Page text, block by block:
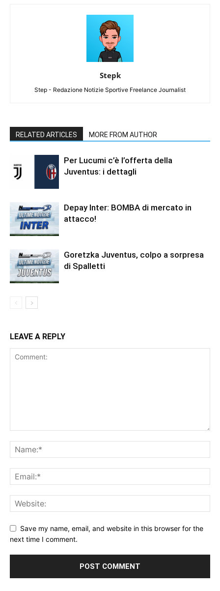
Stepk
Step - Redazione Notizie Sportive Freelance Journalist
RELATED ARTICLES MORE FROM AUTHOR
Per Lucumi c’è l’offerta della
Juventus: i dettagli
Depay Inter: BOMBA di mercato in
attacco!
Goretzka Juventus, colpo a sorpresa
di Spalletti
LEAVE A REPLY
Save my name, email, and website in this browser for the
next time I comment.